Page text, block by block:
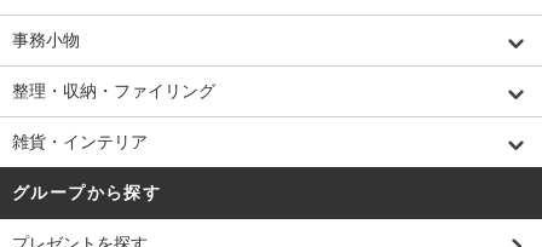
事務小物
整理・収納・ファイリング
雑貨・インテリア
グループから探す
プレゼントを探す